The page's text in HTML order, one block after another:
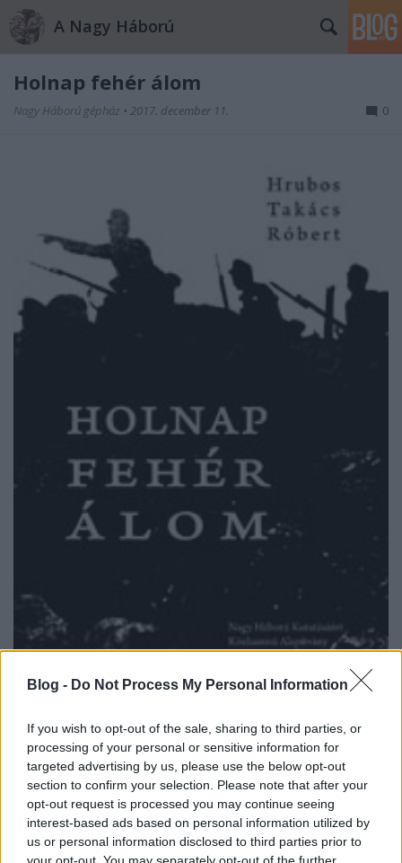
Blog - Do Not Process My Personal Information
If you wish to opt-out of the sale, sharing to third parties, or
processing of your personal or sensitive information for
targeted advertising by us, please use the below opt-out
section to confirm your selection. Please note that after your
opt-out request is processed you may continue seeing
interest-based ads based on personal information utilized by
us or personal information disclosed to third parties prior to
A Nagy Háború
Holnap fehér álom
Nagy Háború gépház • 2017. december 11. 0
eseményei vagy 1983 nyara volt-e forróbb és
gyötrelmesebb? Ezt csak Szabó zászlós tudná
megmondani! Melyik a nehezebb? Élettel teli
fiatalságban túlélni a Nagy Háború borzalmait, vagy
ősz fejjel újra bejárni ugyanazokat a helyeket, ahol
felszakadnak az egykori sebek? Az első
világháborúban régi világok omlottak össze,